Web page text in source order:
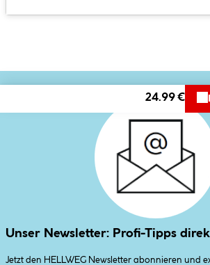
24.99 €
Unser Newsletter: Profi-Tipps
Jetzt den HELLWEG Newsletter abonnieren und